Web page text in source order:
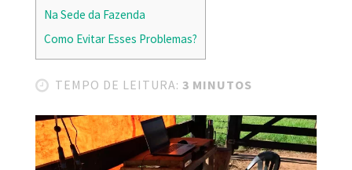
Na Sede da Fazenda
Como Evitar Esses Problemas?
TEMPO DE LEITURA: 3 MINUTOS